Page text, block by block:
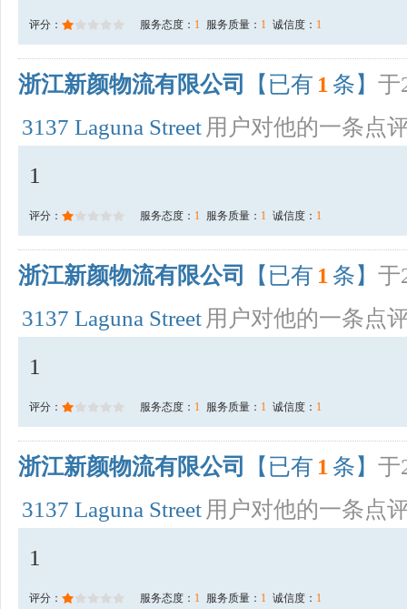
评分： 服务态度： 1 服务质量： 1 诚信度： 1
浙江新颜物流有限公司 【已有 1 条】 于
3137 Laguna Street 用户对他的一条点
1
评分： 服务态度： 1 服务质量： 1 诚信度： 1
浙江新颜物流有限公司 【已有 1 条】 于
3137 Laguna Street 用户对他的一条点
1
评分： 服务态度： 1 服务质量： 1 诚信度： 1
浙江新颜物流有限公司 【已有 1 条】 于
3137 Laguna Street 用户对他的一条点
1
评分： 服务态度： 1 服务质量： 1 诚信度： 1